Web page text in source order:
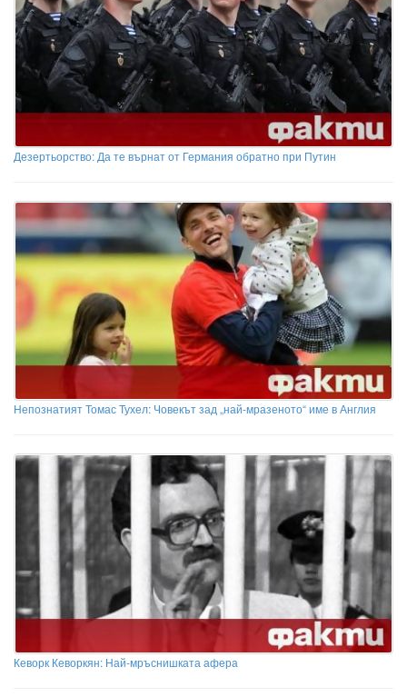
Дезертьорство: Да те върнат от Германия обратно при Путин
Непознатият Томас Тухел: Човекът зад „най-мразеното“ име в Англия
Кеворк Кеворкян: Най-мръснишката афера